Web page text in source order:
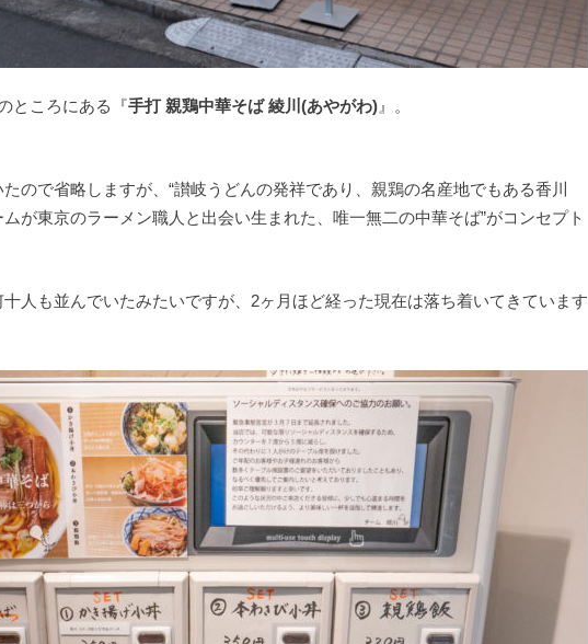
ところにある『手打 親鶏中華そば 綾川(あやがわ) 』。
ので省略しますが、“讃岐うどんの発祥であり、親鶏の名産地でもある香川
が東京のラーメン職人と出会い生まれた、唯一無二の中華そば”がコンセプト
人も並んでいたみたいですが、2ヶ月ほど経った現在は落ち着いてきています